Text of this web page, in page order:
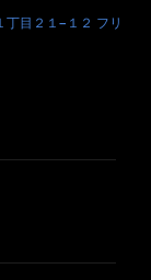
目２１−１２ フリ